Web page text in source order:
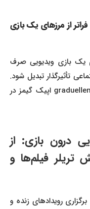
از مرزهای یک بازی
بازی ویدیویی صرف
تأثیرگذار تبدیل شود.
این امر مدیون رویکرد منحصربه‌ف graduellement اپیک گیمز در
درون بازی: از
فیلم‌ها و
رویدادهای زنده و